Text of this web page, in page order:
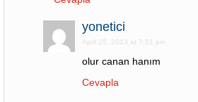
yonetici
April 25, 2013 at 7:51 pm
olur canan hanım
Cevapla